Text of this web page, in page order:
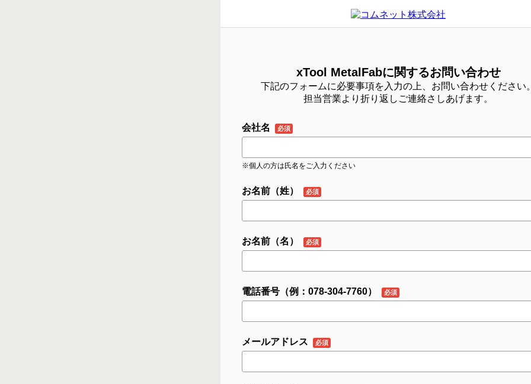
xTool MetalFabに関するお問い合わせ
下記のフォームに必要事項を入力の上、お問い合わせください
担当営業より折り返しご連絡さしあげます。
会社名
※個人の方は氏名をご入力ください
お名前（姓）
お名前（名）
電話番号（例：078-304-7760）
メールアドレス